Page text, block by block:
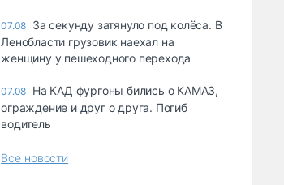
07.08 За секунду затянуло под колёса. В
Ленобласти грузовик наехал на
женщину у пешеходного перехода
07.08 На КАД фургоны бились о КАМАЗ,
ограждение и друг о друга. Погиб
водитель
Все новости